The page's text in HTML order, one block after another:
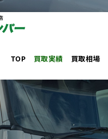
TOP 買取実績 買取相場